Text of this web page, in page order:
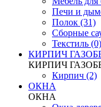
Печи и
Полок (31)
Сборные
Текстиль (0)
КИРПИЧ
КИРПИЧ
Кирпич (2)
ОКНА
ОКНА